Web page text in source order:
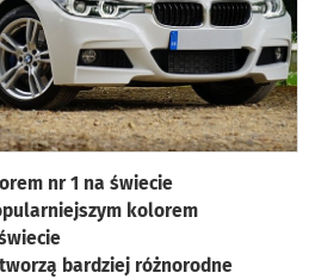
nr 1 na świecie
kolorem
bardziej różnorodne